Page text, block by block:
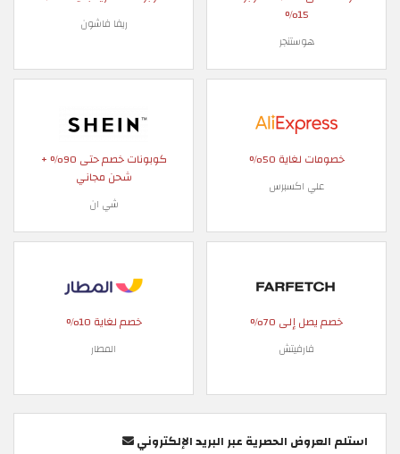
15%
هوستنجر
ريفا فاشون
خصومات لغاية 50%
علي اكسبرس
كوبونات خصم حتى 90% +
شحن مجاني
شي ان
خصم يصل إلى 70%
فارفيتش
خصم لغاية 10%
المطار
استلم العروض الحصرية عبر البريد الإلكتروني